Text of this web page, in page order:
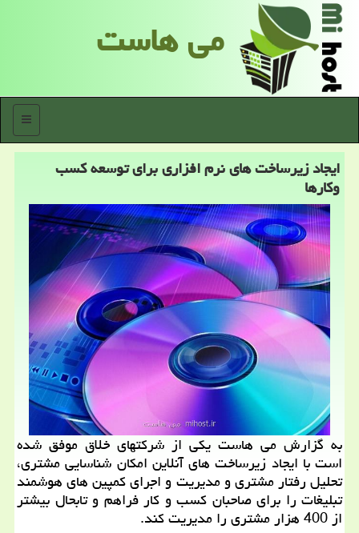
می هاست
منو
ایجاد زیرساخت های نرم افزاری برای توسعه كسب
وكارها
به گزارش می هاست یکی از شرکتهای خلاق موفق شده
است با ایجاد زیرساخت های آنلاین امکان شناسایی مشتری،
تحلیل رفتار مشتری و مدیریت و اجرای کمپین های هوشمند
تبلیغات را برای صاحبان کسب و کار فراهم و تابحال بیشتر
از 400 هزار مشتری را مدیریت کند.